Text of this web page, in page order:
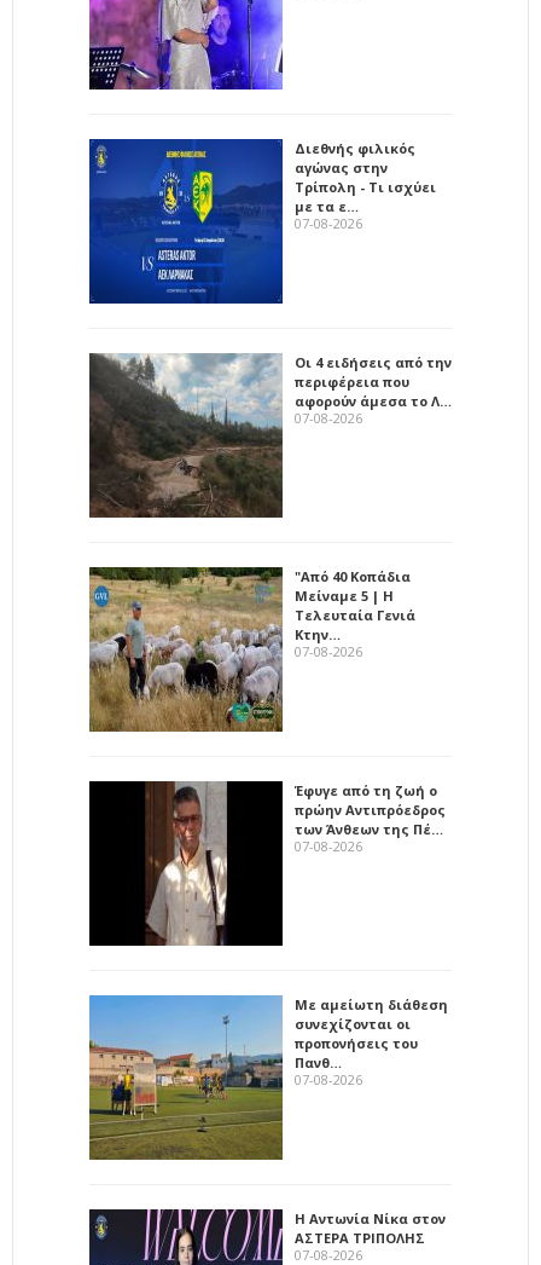
Διεθνής φιλικός
αγώνας στην
Τρίπολη - Τι ισχύει
με τα ε…
07-08-2026
Οι 4 ειδήσεις από την
περιφέρεια που
αφορούν άμεσα το Λ…
07-08-2026
"Από 40 Κοπάδια
Μείναμε 5 | Η
Τελευταία Γενιά
Κτην…
07-08-2026
Έφυγε από τη ζωή ο
πρώην Αντιπρόεδρος
των Άνθεων της Πέ…
07-08-2026
Με αμείωτη διάθεση
συνεχίζονται οι
προπονήσεις του
Πανθ…
07-08-2026
Η Αντωνία Νίκα στον
ΑΣΤΕΡΑ ΤΡΙΠΟΛΗΣ
07-08-2026